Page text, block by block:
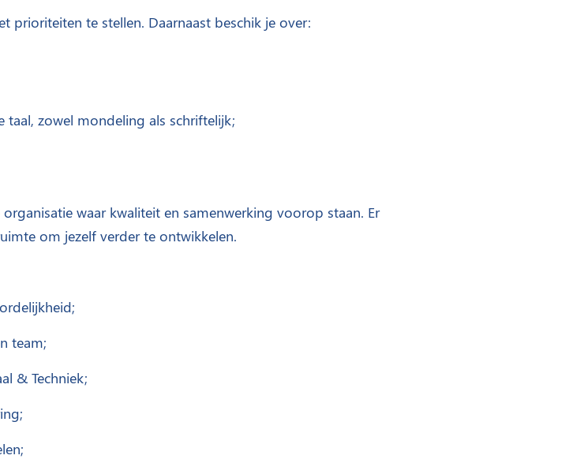
prioriteiten te stellen. Daarnaast beschik je over:
taal, zowel mondeling als schriftelijk;
waar kwaliteit en samenwerking voorop staan. Er
om jezelf verder te ontwikkelen.
team;
& Techniek;